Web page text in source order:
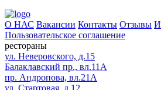
О НАС Вакансии Контакты Отзывы
Пользовательское соглашение
рестораны
ул. Неверовского, д.15
Балаклавский пр., вл.11А
пр. Андропова, вл.21А